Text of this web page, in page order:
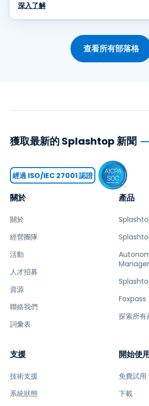
深入了解
查看所有部落格
關於
關於
經營團隊
活動
人才招募
資源
聯絡我們
詞彙表
產品
Foxpass
探索所有
支援
技術支援
系統狀態
開始使
免費試用
下載
獲取最新的 Splashtop 新聞
經過 ISO/IEC 27001 認證